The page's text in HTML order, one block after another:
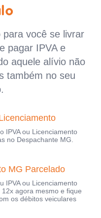
você se livrar
pagar IPVA e
aquele alívio não
também no seu
IPVA ou Licenciamento
no Despachante MG.
MG Parcelado
IPVA ou Licenciamento
agora mesmo e fique
os débitos veiculares